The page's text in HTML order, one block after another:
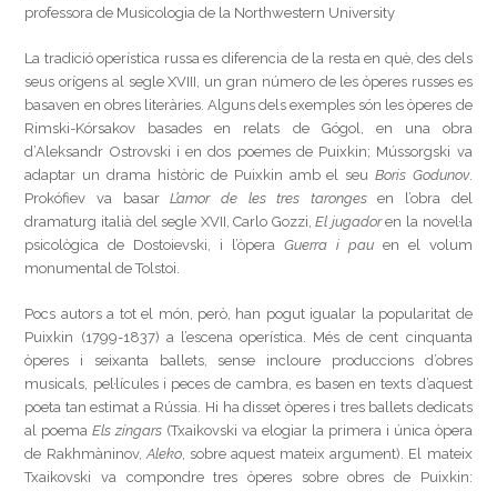
professora de Musicologia de la Northwestern University
La tradició operística russa es diferencia de la resta en què, des dels
seus orígens al segle XVIII, un gran número de les òperes russes es
basaven en obres literàries. Alguns dels exemples són les òperes de
Rimski-Kórsakov basades en relats de Gógol, en una obra
d’Aleksandr Ostrovski i en dos poemes de Puixkin; Mússorgski va
adaptar un drama històric de Puixkin amb el seu Boris Godunov.
Prokófiev va basarL’amor de les tres tarongesen l’obra del
dramaturg italià del segle XVII, Carlo Gozzi,El jugadoren la novel·la
psicològica de Dostoievski, i l’òpera Guerra i pauen el volum
monumental de Tolstoi.
Pocs autors a tot el món, però, han pogut igualar la popularitat de
Puixkin (1799-1837) a l’escena operística. Més de cent cinquanta
òperes i seixanta ballets, sense incloure produccions d’obres
musicals, pel·lícules i peces de cambra, es basen en texts d’aquest
poeta tan estimat a Rússia. Hi ha disset òperes i tres ballets dedicats
al poemaEls zíngars (Txaikovski va elogiar la primera i única òpera
de Rakhmàninov,Aleko, sobre aquest mateix argument). El mateix
Txaikovski va compondre tres òperes sobre obres de Puixkin: